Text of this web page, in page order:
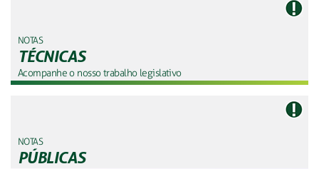
NOTAS
TÉCNICAS
Acompanhe o nosso trabalho legislativo
NOTAS
PÚBLICAS